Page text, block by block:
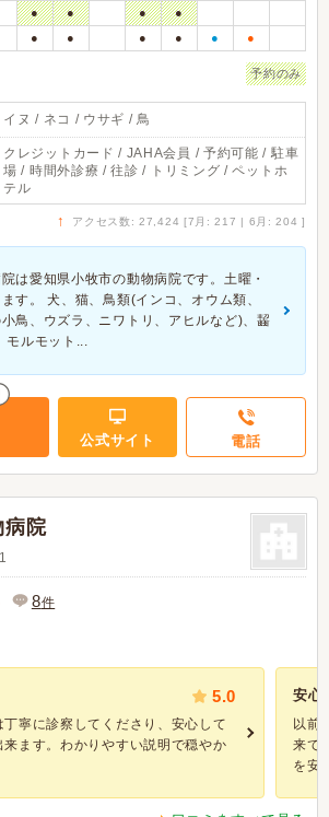
● ● ● ●
● ● ● ● ● ●
予約のみ
イヌ / ネコ / ウサギ / 鳥
クレジットカード / JAHA会員 / 予約可能 / 駐車
場 / 時間外診療 / 往診 / トリミング / ペットホ
テル
↑ アクセス数: 27,424 [7月: 217 | 6月: 204 ]
は愛知県小牧市の動物病院です。土曜・
す。 犬、猫、鳥類(インコ、オウム類、
鳥、ウズラ、ニワトリ、アヒルなど)、齧
モルモット...
公式サイト 電話
病院
8件
5.0
丁寧に診察してくださり、安心して
来ます。わかりやすい説明で穏やか
安心
以前
来て
を安